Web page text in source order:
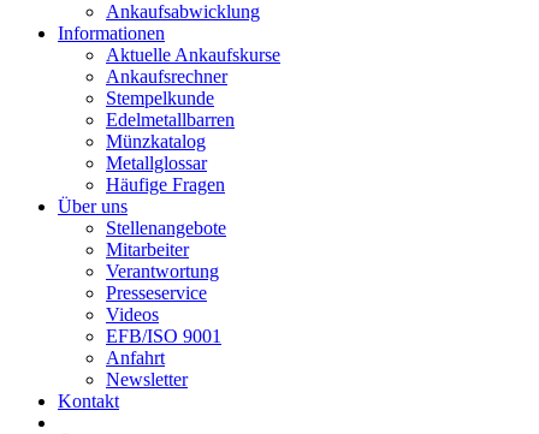
Ankaufsabwicklung
Informationen
Aktuelle Ankaufskurse
Ankaufsrechner
Stempelkunde
Edelmetallbarren
Münzkatalog
Metallglossar
Häufige Fragen
Über uns
Stellenangebote
Mitarbeiter
Verantwortung
Presseservice
Videos
EFB/ISO 9001
Anfahrt
Newsletter
Kontakt